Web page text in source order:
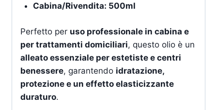
Cabina/Rivendita: 500ml
Perfetto per uso professionale in cabina e
per trattamenti domiciliari, questo olio è un
alleato essenziale per estetiste e centri
benessere, garantendo idratazione,
protezione e un effetto elasticizzante
duraturo.